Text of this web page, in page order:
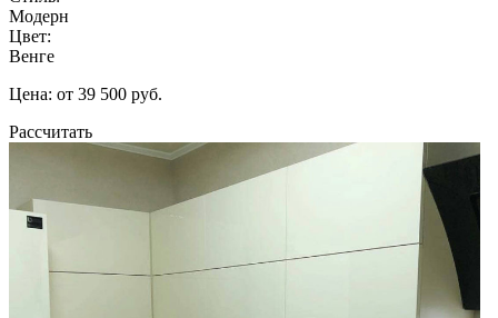
Модерн
Цвет:
Венге
Цена: от 39 500 руб.
Рассчитать